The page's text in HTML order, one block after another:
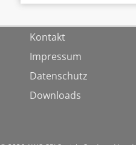
Kontakt
Impressum
Datenschutz
Downloads